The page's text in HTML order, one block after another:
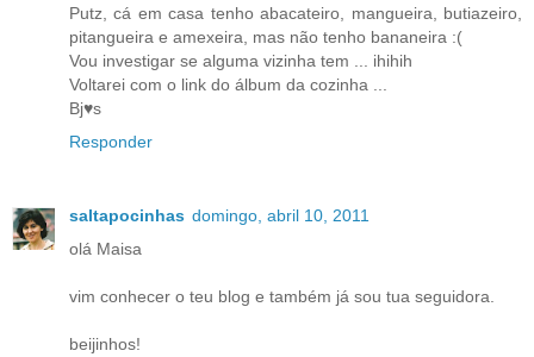
Putz, cá em casa tenho abacateiro, mangueira, butiazeiro,
pitangueira e amexeira, mas não tenho bananeira :(
Vou investigar se alguma vizinha tem ... ihihih
Voltarei com o link do álbum da cozinha ...
Bj♥s
Responder
saltapocinhas domingo, abril 10, 2011
olá Maisa
vim conhecer o teu blog e também já sou tua seguidora.
beijinhos!